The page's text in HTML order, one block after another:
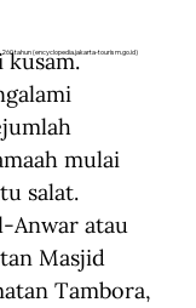
260 tahun (encyclopedia.jakarta-tourism.go.id)
kusam.
mulai
salat.
Anwar atau
Masjid
Tambora,